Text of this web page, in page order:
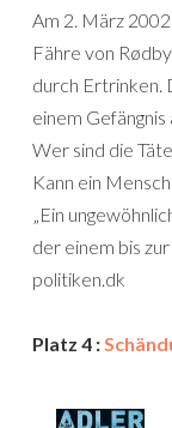
Am 2. März
Fähre von
durch Ertrinken.
einem
Wer sind die
Kann ein
„Ein
der einem bis
politiken.dk
Platz 4 :